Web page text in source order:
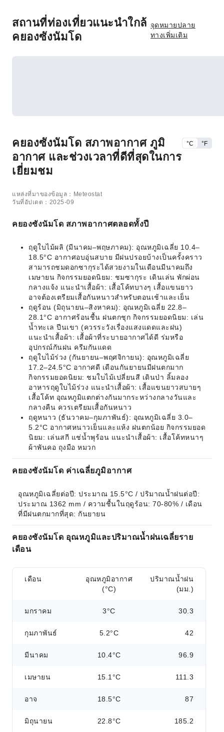
สถานที่ท่องเที่ยวแนะนำใกล้
คยองซังนัมโด
จุดหมายปลาย
ทางเพิ่มเติม
คยองซังนัมโด สภาพอากาศ ภูมิ
อากาศ และช่วงเวลาที่ดีที่สุดในการ
เยี่ยมชม
°C °F
แหล่งที่มาของข้อมูล：Meteostat
วันที่อัปเดต：2025-09
คยองซังนัมโด สภาพอากาศตลอดทั้งปี
ฤดูใบไม้ผลิ (มีนาคม–พฤษภาคม): อุณหภูมิเฉลี่ย 10.4–
18.5°C อากาศอบอุ่นสบาย มีฝนปรอยบ้างเป็นครั้งคราว
สามารถชมดอกซากุระได้สวยงามในเดือนมีนาคมถึง
เมษายน กิจกรรมยอดนิยม: ชมซากุระ เดินเล่น พักผ่อน
กลางแจ้ง แนะนำเสื้อผ้า: เสื้อโค้ทบางๆ เสื้อแขนยาว
อาจต้องเตรียมเสื้อกันหนาวสำหรับตอนเช้าและเย็น
ฤดูร้อน (มิถุนายน–สิงหาคม): อุณหภูมิเฉลี่ย 22.8–
28.1°C อากาศร้อนชื้น ฝนตกชุก กิจกรรมยอดนิยม: เล่น
น้ำทะเล ปีนเขา (ควรระวังเรื่องแสงแดดและฝน)
แนะนำเสื้อผ้า: เสื้อผ้าที่ระบายอากาศได้ดี ร่มหรือ
อุปกรณ์กันฝน ครีมกันแดด
ฤดูใบไม้ร่วง (กันยายน–พฤศจิกายน): อุณหภูมิเฉลี่ย
17.2–24.5°C อากาศดี เดือนกันยายนมีฝนตกมาก
กิจกรรมยอดนิยม: ชมใบไม้เปลี่ยนสี เดินป่า ลิ้มลอง
อาหารฤดูใบไม้ร่วง แนะนำเสื้อผ้า: เสื้อแขนยาวสบายๆ
เสื้อโค้ท อุณหภูมิแตกต่างกันมากระหว่างกลางวันและ
กลางคืน ควรเตรียมเสื้อกันหนาว
ฤดูหนาว (ธันวาคม–กุมภาพันธ์): อุณหภูมิเฉลี่ย 3.0–
5.2°C อากาศหนาวเย็นและแห้ง ฝนตกน้อย กิจกรรมยอด
นิยม: เล่นสกี แช่น้ำพุร้อน แนะนำเสื้อผ้า: เสื้อโค้ทหนาๆ
ผ้าพันคอ ถุงมือ หมวก
คยองซังนัมโด ค่าเฉลี่ยภูมิอากาศ
อุณหภูมิเฉลี่ยต่อปี: ประมาณ 15.5°C / ปริมาณน้ำฝนต่อปี:
ประมาณ 1362 mm / ความชื้นในฤดูร้อน: 70-80% / เดือน
ที่มีฝนตกมากที่สุด: กันยายน
คยองซังนัมโด อุณหภูมิและปริมาณน้ำฝนเฉลี่ยราย
เดือน
เดือน
อุณหภูมิอากาศ
(°C)
ปริมาณน้ำฝน
(มม.)
มกราคม 3°C 30.3
กุมภาพันธ์ 5.2°C 42
มีนาคม 10.4°C 96.9
เมษายน 15.1°C 111.3
อาจ 18.5°C 87
มิถุนายน 22.8°C 185.2